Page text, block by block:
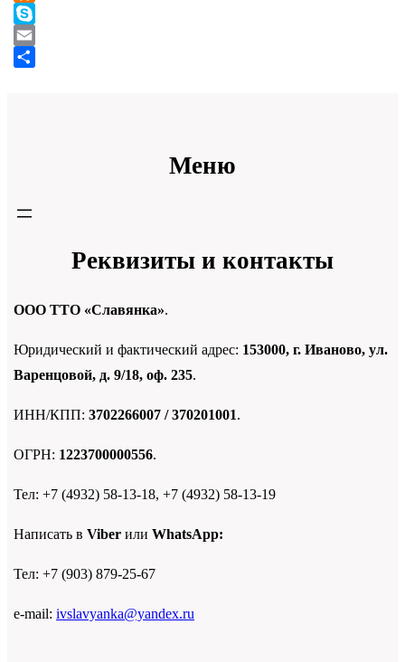
Odnoklassniki
Skype
Email
Меню
Реквизиты и контакты
ООО ТТО «Славянка».
Юридический и фактический адрес: 153000, г. Иваново, ул.
Варенцовой, д. 9/18, оф. 235.
ИНН/КПП:3702266007 / 370201001.
ОГРН: 1223700000556.
Тел: +7 (4932) 58-13-18, +7 (4932) 58-13-19
Написать вViber илиWhatsApp:
Тел: +7 (903) 879-25-67
e-mail:ivslavyanka@yandex.ru